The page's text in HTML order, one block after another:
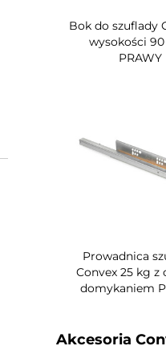
Bok do szuflady
wysokości
PRAWY
Prowadnica
Convex 25 kg z
domykaniem
Akcesoria